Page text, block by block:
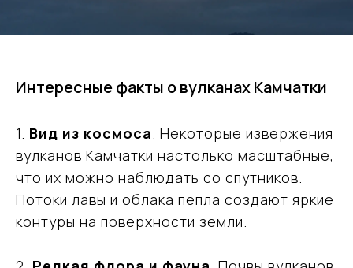
Интересные факты о вулканах Камчатки
1. Вид из космоса. Некоторые извержения
вулканов Камчатки настолько масштабные,
что их можно наблюдать со спутников.
Потоки лавы и облака пепла создают яркие
контуры на поверхности земли.